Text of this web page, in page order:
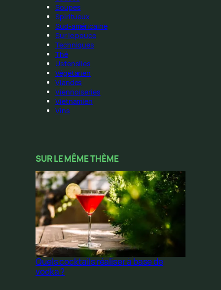
Soupes
Spiritueux
Sud-américaine
Sur le pouce
Techniques
Thé
Ustensiles
Végétarien
Viandes
Viennoiseries
Vietnamien
Vins
SUR LE MÊME THÈME
Quels cocktails réaliser à base de
vodka ?